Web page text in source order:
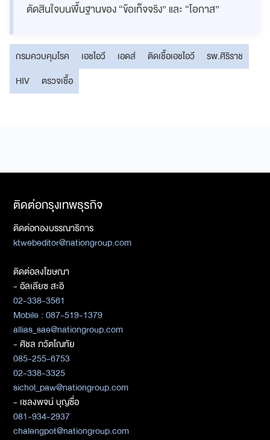
ตัดสินใจบนพื้นฐานของ “ข้อเท็จจริง” และ “โอกาส”
กรมควบคุมโรค เอชไอวี เอดส์ ติดเชื้อเอชไอวี
รพ.ศิริราช
HIV
ตรวจเชื้อ
ติดต่อกรุงเทพธุรกิจ
ติดต่อกองบรรณาธิการ
ktwebeditor@nationgroup.com
ติดต่อลงโฆษณา
- อัลเลียซ สะอิ
02-338-3561
Mobile : 087-519-1379
allias_sae@nationgroup.com
- ศิชล ภวัตโณทัย
085-255-6753
02-338-3325
sichol_paw@nationgroup.com
- เชลงพจน์ บุญซื่อ
081-934-2937
chalengpot@nationgroup.com